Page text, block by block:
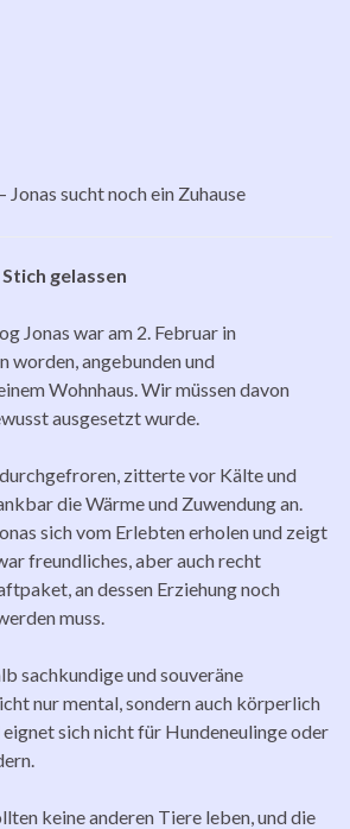
sucht noch ein Zuhause
gelassen
Jonas war am 2. Februar in
worden, angebunden und
Wohnhaus. Wir müssen davon
ausgesetzt wurde.
zitterte vor Kälte und
die Wärme und Zuwendung an.
sich vom Erlebten erholen und zeigt
freundliches, aber auch recht
an dessen Erziehung noch
muss.
sachkundige und souveräne
nur mental, sondern auch körperlich
eignet sich nicht für Hundeneulinge oder
keine anderen Tiere leben, und die